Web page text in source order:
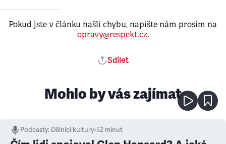
Pokud jste v článku našli chybu, napište nám prosím na
opravy@respekt.cz.
Sdílet
Mohlo by vás zajímat
Podcasty: Dělníci kultury•52 minut